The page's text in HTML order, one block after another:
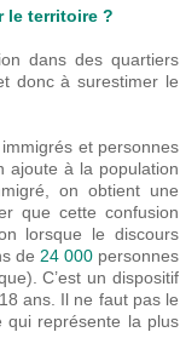
le territoire ?
dans des quartiers
donc à surestimer le
et personnes
ajoute à la population
on obtient une
que cette confusion
lorsque le discours
de 24 000 personnes
C’est un dispositif
ans. Il ne faut pas le
qui représente la plus